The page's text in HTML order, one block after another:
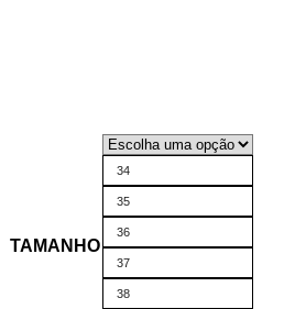
TAMANHO
34
35
36
37
38